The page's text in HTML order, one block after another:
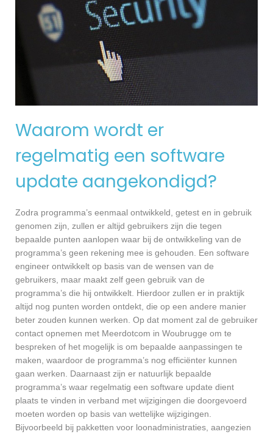
Waarom wordt er
regelmatig een software
update aangekondigd?
Zodra programma’s eenmaal ontwikkeld, getest en in gebruik
genomen zijn, zullen er altijd gebruikers zijn die tegen
bepaalde punten aanlopen waar bij de ontwikkeling van de
programma’s geen rekening mee is gehouden. Een software
engineer ontwikkelt op basis van de wensen van de
gebruikers, maar maakt zelf geen gebruik van de
programma’s die hij ontwikkelt. Hierdoor zullen er in praktijk
altijd nog punten worden ontdekt, die op een andere manier
beter zouden kunnen werken. Op dat moment zal de gebruiker
contact opnemen met Meerdotcom in Woubrugge om te
bespreken of het mogelijk is om bepaalde aanpassingen te
maken, waardoor de programma’s nog efficiënter kunnen
gaan werken. Daarnaast zijn er natuurlijk bepaalde
programma’s waar regelmatig een software update dient
plaats te vinden in verband met wijzigingen die doorgevoerd
moeten worden op basis van wettelijke wijzigingen.
Bijvoorbeeld bij pakketten voor loonadministraties, aangezien